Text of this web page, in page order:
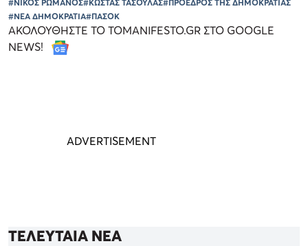
#ΝΙΚΟΣ ΡΩΜΑΝΟΣ#ΚΩΣΤΑΣ ΤΑΣΟΥΛΑΣ#ΠΡΟΕΔΡΟΣ ΤΗΣ ΔΗΜΟΚΡΑΤΙΑΣ
#ΝΕΑ ΔΗΜΟΚΡΑΤΙΑ#ΠΑΣΟΚ
ΑΚΟΛΟΥΘΗΣΤΕ ΤΟ TOMANIFESTO.GR ΣΤΟ GOOGLE
NEWS!
ΤΕΛΕΥΤΑΙΑ ΝΕΑ